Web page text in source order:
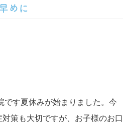
めに
です夏休みが始まりました。今
策も大切ですが、お子様のお口